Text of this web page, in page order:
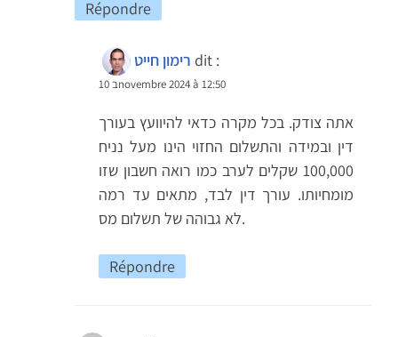
Répondre
רימון חייט dit :
10 בnovembre 2024 à 12:50
אתה צודק. בכל מקרה כדאי להיוועץ בעורך
דין ובמידה והתשלום החזוי הינו מעל נניח
100,000 שקלים לערב כמו רואה חשבון שזו
מומחיותו. עורך דין לבד, מתאים עד רמה
לא גבוהה של תשלום מס.
Répondre